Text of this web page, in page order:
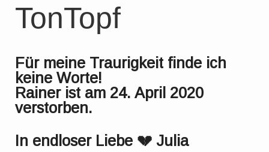
TonTopf
Für meine Traurigkeit finde ich
keine Worte!
Rainer ist am 24. April 2020
verstorben.
In endloser Liebe 💔 Julia